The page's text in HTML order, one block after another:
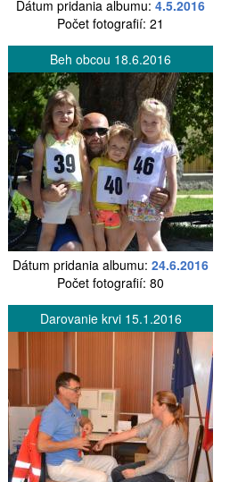
Dátum pridania albumu:4.5.2016
Počet fotografií: 21
Beh obcou 18.6.2016
Dátum pridania albumu:24.6.2016
Počet fotografií: 80
Darovanie krvi 15.1.2016